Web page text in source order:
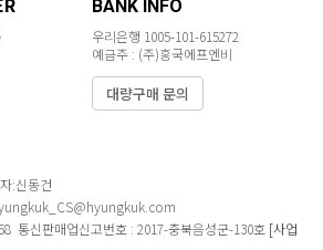
BANK INFO
우리은행 1005-101-615272
예금주 : (주)흥국에프엔비
대량구매 문의
:신동건
통신판매업신고번호 : 2017-충북음성군-130호 [사업